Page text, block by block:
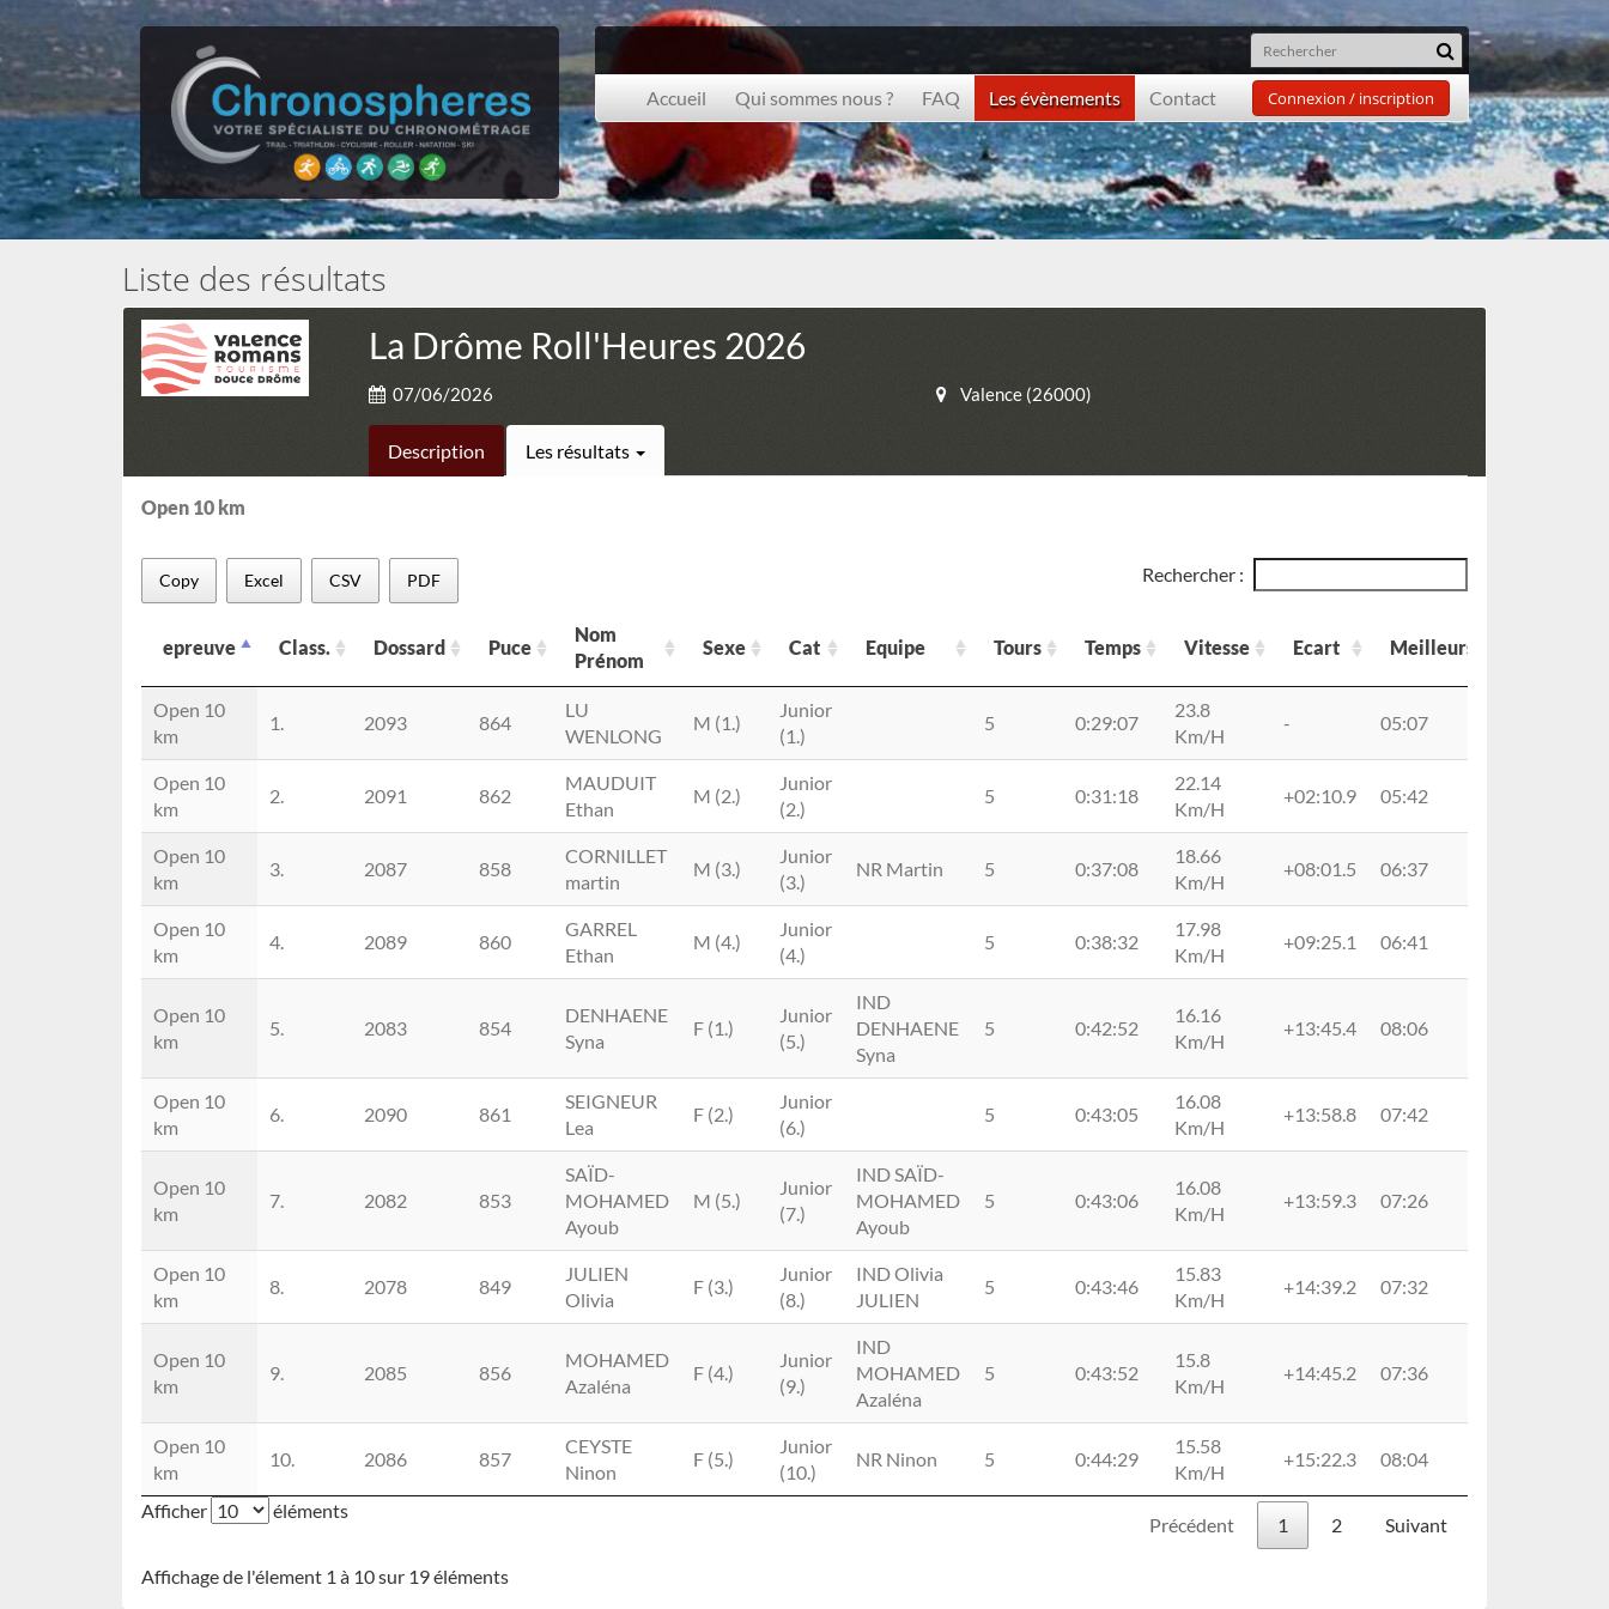
Accueil Qui sommes nous ? FAQ Les évènements Contact Connexion / inscription
Liste des résultats
La Drôme Roll'Heures 2026
07/06/2026 Valence (26000)
Description Les résultats
Open 10 km
Copy Excel CSV PDF Rechercher :
epreuve Class. Dossard Puce
Nom
Prénom
Sexe Cat Equipe Tours Temps Vitesse Ecart Meilleurs
epreuve
Nom
Prénom
Cat Vitesse
Open 10
km
1. 2093 864
LU
WENLONG
M (1.)
Junior
(1.)
5 0:29:07
23.8
Km/H
- 05:07
Open 10
km
2. 2091 862
MAUDUIT
Ethan
M (2.)
Junior
(2.)
5 0:31:18
22.14
Km/H
+02:10.9 05:42
Open 10
km
3. 2087 858
CORNILLET
martin
M (3.)
Junior
(3.)
NR Martin 5 0:37:08
18.66
Km/H
+08:01.5 06:37
Open 10
km
4. 2089 860
GARREL
Ethan
M (4.)
Junior
(4.)
5 0:38:32
17.98
Km/H
+09:25.1 06:41
Open 10
km
5. 2083 854
DENHAENE
Syna
F (1.)
Junior
(5.)
IND
DENHAENE
Syna
5 0:42:52
16.16
Km/H
+13:45.4 08:06
Open 10
km
6. 2090 861
SEIGNEUR
Lea
F (2.)
Junior
(6.)
5 0:43:05
16.08
Km/H
+13:58.8 07:42
Open 10
km
7. 2082 853
SAÏD-
MOHAMED
Ayoub
M (5.)
Junior
(7.)
IND SAÏD-
MOHAMED
Ayoub
5 0:43:06
16.08
Km/H
+13:59.3 07:26
Open 10
km
8. 2078 849
JULIEN
Olivia
F (3.)
Junior
(8.)
IND Olivia
JULIEN
5 0:43:46
15.83
Km/H
+14:39.2 07:32
Open 10
km
9. 2085 856
MOHAMED
Azaléna
F (4.)
Junior
(9.)
IND
MOHAMED
Azaléna
5 0:43:52
15.8
Km/H
+14:45.2 07:36
Open 10
km
10. 2086 857
CEYSTE
Ninon
F (5.)
Junior
(10.)
NR Ninon 5 0:44:29
15.58
Km/H
+15:22.3 08:04
Afficher éléments
Précédent 1 2 Suivant
Affichage de l'élement 1 à 10 sur 19 éléments